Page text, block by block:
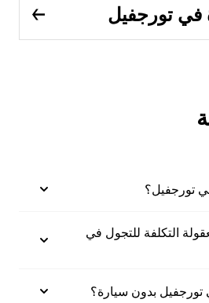
في تورجفيل
تورجفيل؟
التكلفة للتجول في
بدون سيارة؟